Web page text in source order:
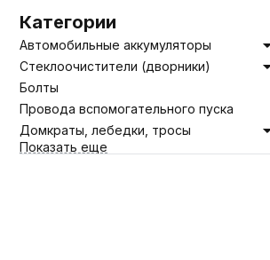
Категории
Автомобильные аккумуляторы
Стеклоочистители (дворники)
Болты
Провода вспомогательного пуска
Домкраты, лебедки, тросы
Показать еще